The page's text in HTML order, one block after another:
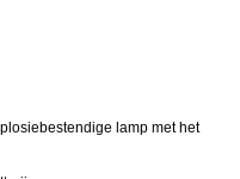
lamp met het